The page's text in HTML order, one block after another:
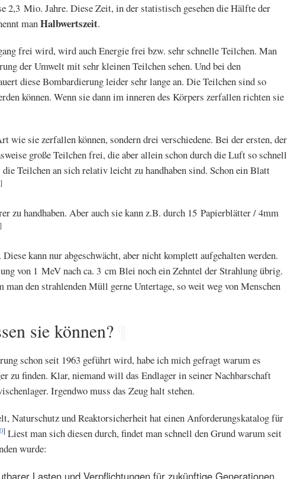
2,3 Mio. Jahre. Diese Zeit, in der statistisch gesehen die Hälfte der
manHalbwertszeit.
frei wird, wird auch Energie frei bzw. sehr schnelle Teilchen. Man
der Umwelt mit sehr kleinen Teilchen sehen. Und bei den
diese Bombardierung leider sehr lange an. Die Teilchen sind so
können. Wenn sie dann im inneren des Körpers zerfallen richten sie
wie sie zerfallen können, sondern drei verschiedene. Bei der ersten, der
große Teilchen frei, die aber allein schon durch die Luft so schnell
Teilchen an sich relativ leicht zu handhaben sind. Schon ein Blatt
]
zu handhaben. Aber auch sie kann z.B. durch 15 Papierblätter / 4mm
kann nur abgeschwächt, aber nicht komplett aufgehalten werden.
von 1 MeV nach ca. 3 cm Blei noch ein Zehntel der Strahlung übrig.
den strahlenden Müll gerne Untertage, so weit weg von Menschen
sie können?¶
schon seit 1963 geführt wird, habe ich mich gefragt warum es
zu finden. Klar, niemand will das Endlager in seiner Nachbarschaft
Irgendwo muss das Zeug halt stehen.
Naturschutz und Reaktorsicherheit hat einen Anforderungskatalog für
] Liest man sich diesen durch, findet man schnell den Grund warum seit
wurde:
Lasten und Verpflichtungen für zukünftige Generationen